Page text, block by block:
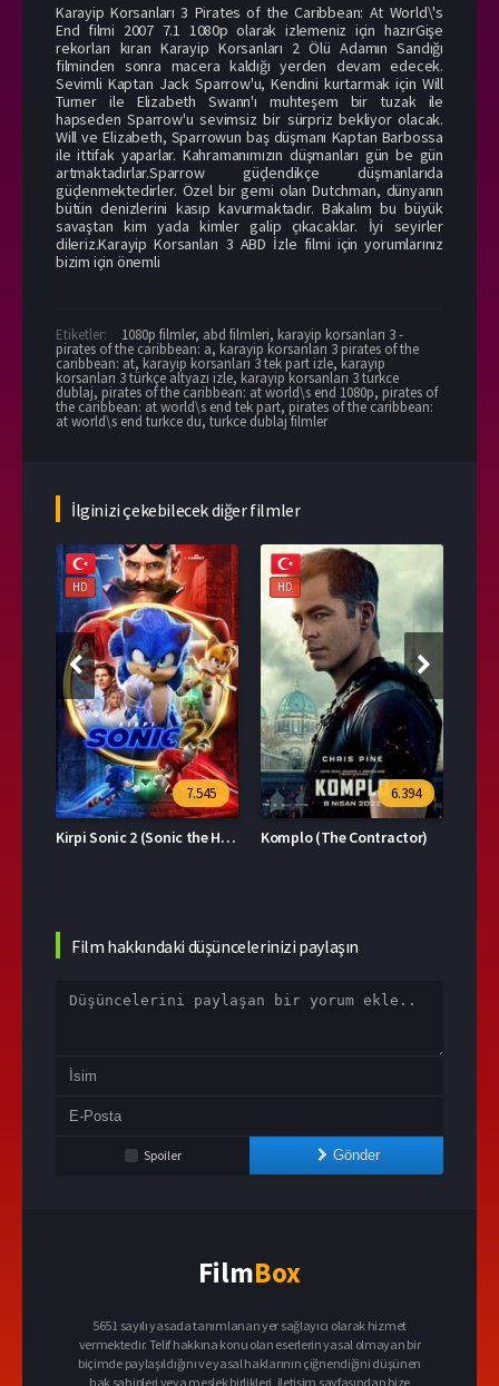
Karayip Korsanları 3 Pirates of the Caribbean: At World\'s
End filmi 2007 7.1 1080p olarak izlemeniz için hazırGişe
rekorları kıran Karayip Korsanları 2 Ölü Adamın Sandığı
filminden sonra macera kaldığı yerden devam edecek.
Sevimli Kaptan Jack Sparrow'u, Kendini kurtarmak için Will
Turner ile Elizabeth Swann'ı muhteşem bir tuzak ile
hapseden Sparrow'u sevimsiz bir sürpriz bekliyor olacak.
Will ve Elizabeth, Sparrowun baş düşmanı Kaptan Barbossa
ile ittifak yaparlar. Kahramanımızın düşmanları gün be gün
artmaktadırlar.Sparrow güçlendikçe düşmanlarıda
güçlenmektedirler. Özel bir gemi olan Dutchman, dünyanın
bütün denizlerini kasıp kavurmaktadır. Bakalım bu büyük
savaştan kim yada kimler galip çıkacaklar. İyi seyirler
dileriz.Karayip Korsanları 3 ABD İzle filmi için yorumlarınız
bizim için önemli
Etiketler: 1080p filmler, abd filmleri, karayip korsanları 3 -
pirates of the caribbean: a, karayip korsanları 3 pirates of the
caribbean: at, karayip korsanları 3 tek part izle, karayip
korsanları 3 türkçe altyazı izle, karayip korsanları 3 turkce
dublaj, pirates of the caribbean: at world\s end 1080p, pirates of
the caribbean: at world\s end tek part, pirates of the caribbean:
at world\s end turkce du, turkce dublaj filmler
İlginizi çekebilecek diğer filmler
HD
7.545
Kirpi Sonic 2 (Sonic the Hedgehog 2)
HD
6.394
Komplo (The Contractor)
Film hakkındaki düşüncelerinizi paylaşın
Spoiler Gönder
FilmBox
5651 sayılı yasada tanımlanan yer sağlayıcı olarak hizmet
vermektedir. Telif hakkına konu olan eserlerin yasal olmayan bir
biçimde paylaşıldığını ve yasal haklarının çiğnendiğini düşünen
hak sahipleri veya meslek birlikleri, iletişim sayfasından bize